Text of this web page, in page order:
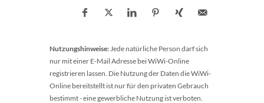
Nutzungshinweise:Jede natürliche Person darf sich
nur mit einer E-Mail Adresse bei WiWi-Online
registrieren lassen. Die Nutzung der Daten die WiWi-
Online bereitstellt ist nur für den privaten Gebrauch
bestimmt - eine gewerbliche Nutzung ist verboten.